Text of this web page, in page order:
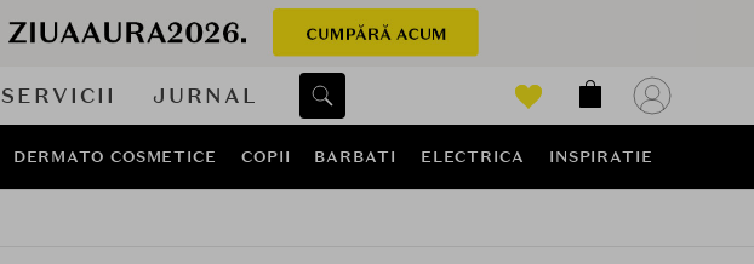
SERVICII JURNAL
DERMATO COSMETICE COPII BARBATI ELECTRICA INSPIRATIE